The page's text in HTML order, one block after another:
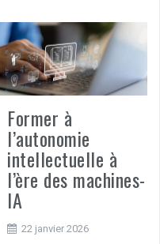
Former à
l’autonomie
intellectuelle à
l’ère des machines-
IA
22 janvier 2026